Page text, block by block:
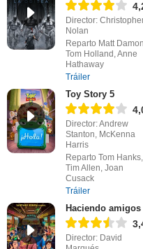
Director:
Nolan
Reparto Matt
Tom Holland, Anne
Hathaway
Tráiler
Toy Story 5
Director: Andrew
Stanton, McKenna
Harris
Reparto Tom Hanks,
Tim Allen, Joan
Cusack
Tráiler
Haciendo amigos
Director: David